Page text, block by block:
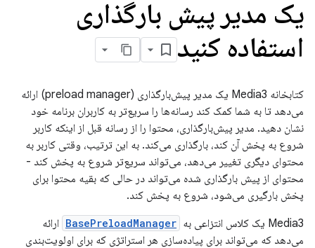
یک مدیر پیش بارگذاری
استفاده کنید
کتابخانه Media3 یک مدیر پیش‌بارگذاری (preload manager) ارائه
می‌دهد تا به شما کمک کند رسانه‌ها را سریع‌تر به کاربران برنامه خود
نشان دهید. مدیر پیش‌بارگذاری، محتوا را از رسانه قبل از اینکه کاربر
شروع به پخش آن کند، بارگذاری می‌کند. به این ترتیب، وقتی کاربر به
محتوای دیگری تغییر می‌دهد، می‌تواند سریع‌تر شروع به پخش کند -
محتوای از پیش بارگذاری شده می‌تواند در حالی که بقیه محتوا برای
پخش بارگیری می‌شود، شروع به پخش کند.
Media3 یک کلاس انتزاعی به
BasePreloadManager ارائه
می‌دهد که می‌تواند برای پیاده‌سازی هر استراتژی که برای اولویت‌بندی